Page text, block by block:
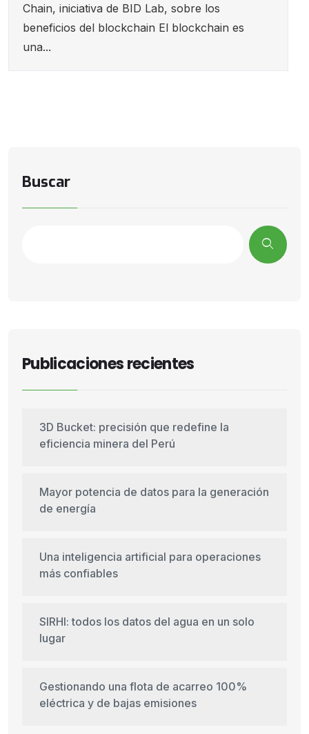
Chain, iniciativa de BID Lab, sobre los
beneficios del blockchain El blockchain es
una...
Buscar
Publicaciones recientes
3D Bucket: precisión que redefine la
eficiencia minera del Perú
Mayor potencia de datos para la generación
de energía
Una inteligencia artificial para operaciones
más confiables
SIRHI: todos los datos del agua en un solo
lugar
Gestionando una flota de acarreo 100%
eléctrica y de bajas emisiones